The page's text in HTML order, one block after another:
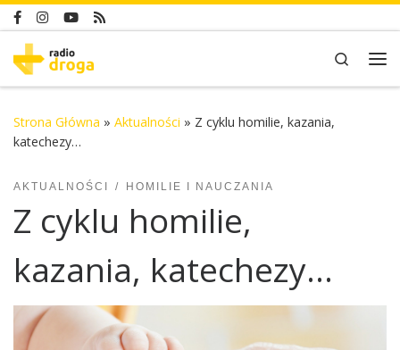
Skip to content
Search
Strona Główna » Aktualności » Z cyklu homilie, kazania,
katechezy…
AKTUALNOŚCI HOMILIE I NAUCZANIA
Z cyklu homilie,
kazania, katechezy…